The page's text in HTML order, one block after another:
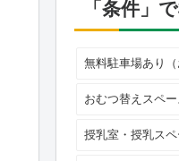
「条件」
無料駐車場あり（
おむつ替えスペ
授乳室・授乳スペ